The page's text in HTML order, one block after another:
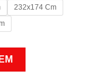
232x174 Cm